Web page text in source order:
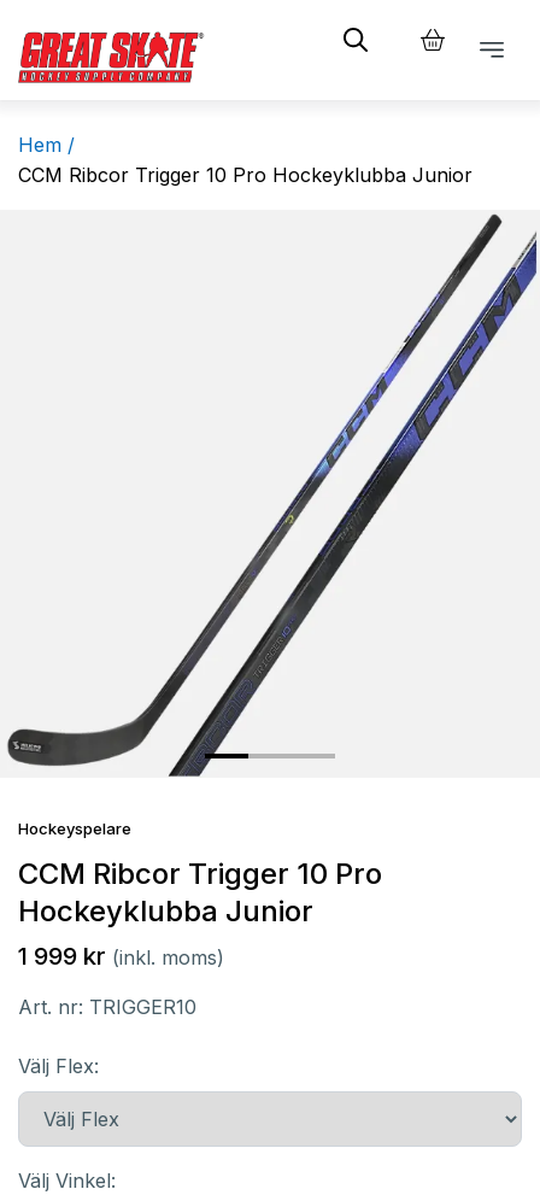
Hem /
CCM Ribcor Trigger 10 Pro Hockeyklubba Junior
Hockeyspelare
CCM Ribcor Trigger 10 Pro
Hockeyklubba Junior
1 999 kr (inkl. moms)
Art. nr: TRIGGER10
Välj Flex:
Välj Vinkel: